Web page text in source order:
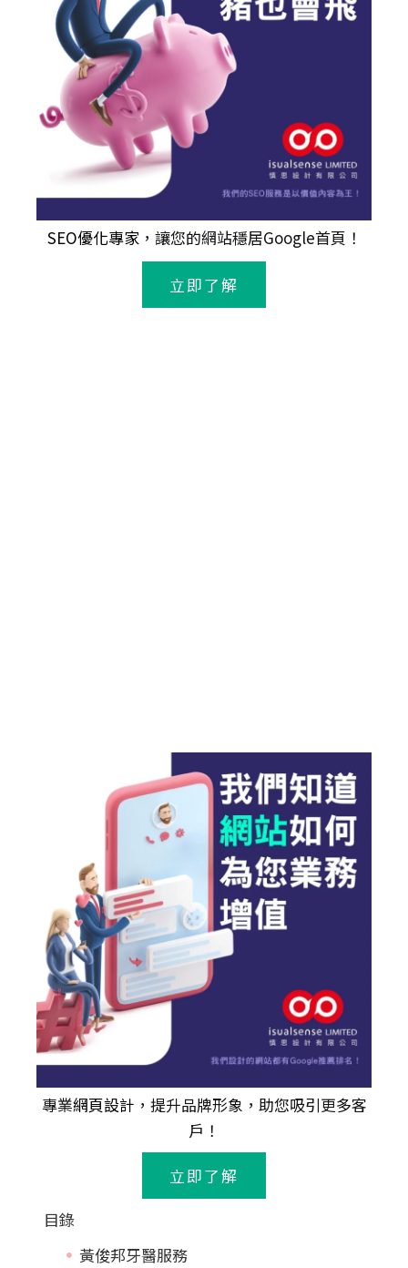
SEO優化專家，讓您的網站穩居Google首頁！
立即了解
專業網頁設計 ，提升品牌形象，助您吸引更多客
戶！
立即了解
目錄
黃俊邦牙醫服務